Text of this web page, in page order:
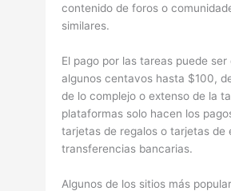
contenido de foros o
similares.
El pago por las tareas puede ser
algunos centavos hasta $100,
de lo complejo o extenso de la
plataformas solo hacen los
tarjetas de regalos o tarjetas de
transferencias bancarias.
Algunos de los sitios más